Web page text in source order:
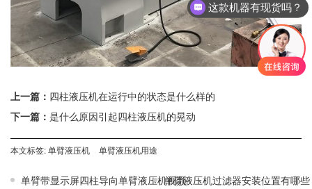
上一篇： 四柱液压机在运行中的状态是什么样的
下一篇： 是什么原因引起四柱液压机的晃动
本文标签:单臂液压机 单臂液压机用途
单臂带显示屏四柱导向单臂液压机视频单臂液压机过滤器安装位置有哪
这款机器有现货吗？